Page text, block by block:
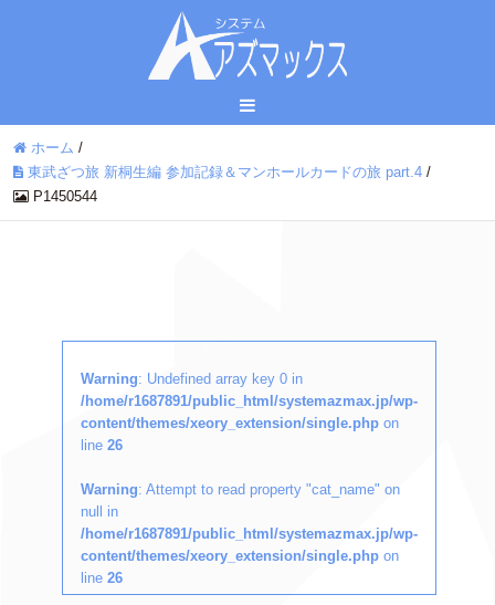
ホーム /
東武ざつ旅 新桐生編 参加記録＆マンホールカードの旅 part.4 /
P1450544
Warning: Undefined array key 0 in
/home/r1687891/public_html/systemazmax.jp/wp-
content/themes/xeory_extension/single.php on
line 26
Warning: Attempt to read property "cat_name" on
null in
/home/r1687891/public_html/systemazmax.jp/wp-
content/themes/xeory_extension/single.php on
line 26